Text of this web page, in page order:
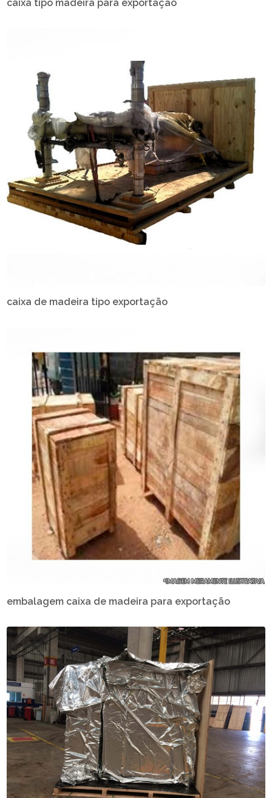
caixa tipo madeira para exportação
caixa de madeira tipo exportação
embalagem caixa de madeira para exportação